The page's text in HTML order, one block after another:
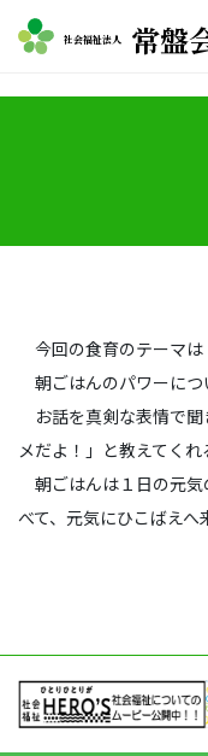
社会福祉法人 常盤
今回の食育のテーマは
朝ごはんのパワーにつ
お話を真剣な表情で聞
メだよ！」と教えてくれ
朝ごはんは１日の元気
べて、元気にひこばえへ